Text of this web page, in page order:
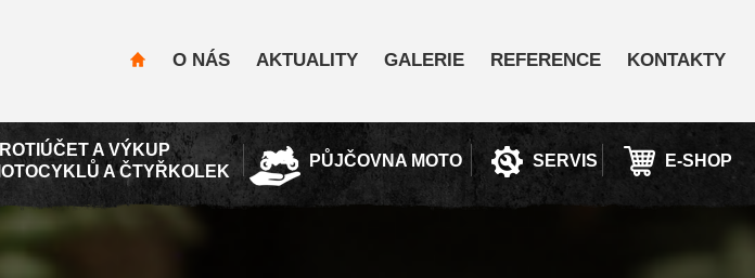
O NÁS AKTUALITY GALERIE REFERENCE KONTAKTY
A VÝKUP
A ČTYŘKOLEK
PŮJČOVNA MOTO SERVIS E-SHOP